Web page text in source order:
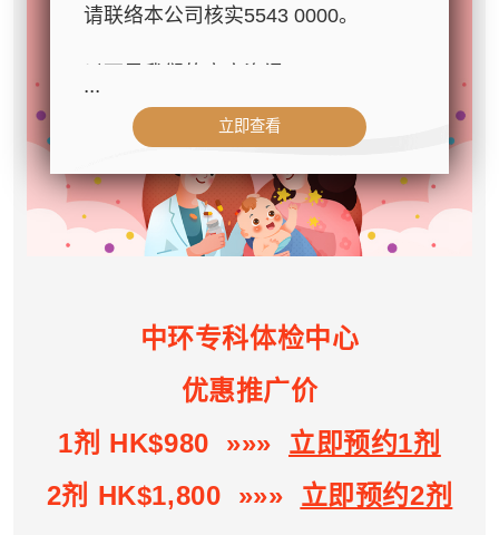
中环专科体检中心
优惠推广价
1剂 HK$980 »»» 立即预约1剂
2剂 HK$1,800 »»» 立即预约2剂
请联络本公司核实5543 0000。
- 公司名称：中环专科体检中心（The
- 地址：香港皇后大道中99号中环中
心42楼4203室（中环港铁站出口
D1）
- 电子邮箱：cs@tchc.hk
“中环专科体检中心”致力为关注健康
站式进行全方位检查。
如果您有任何疑问或需要进一步了
...
立即查看